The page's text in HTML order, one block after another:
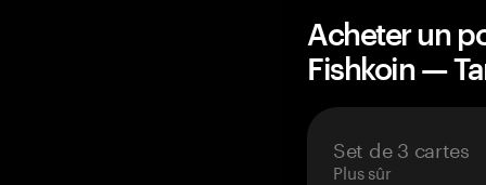
Acheter un
Fishkoin —
Set de 3 cartes
Plus sûr